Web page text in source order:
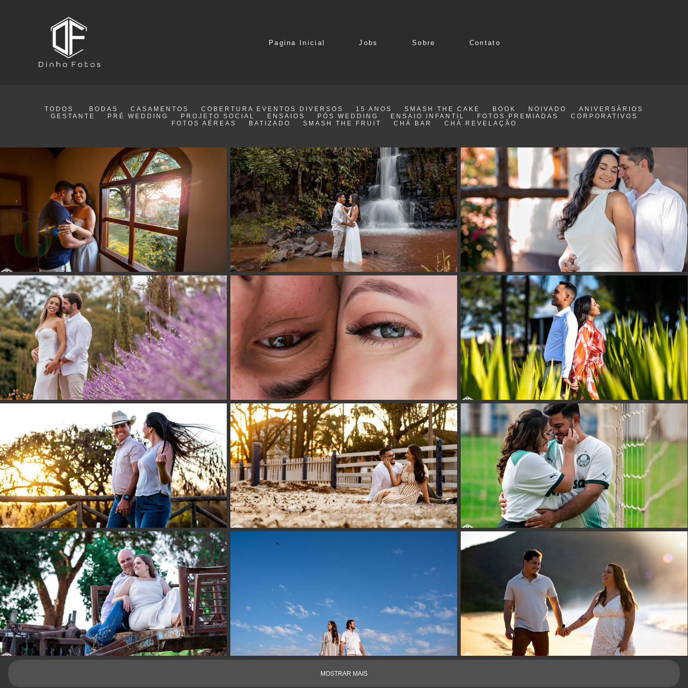
Pagina Inicial Jobs Sobre Contato
TODOS BODAS CASAMENTOS COBERTURA EVENTOS DIVERSOS 15 ANOS SMASH THE CAKE BOOK NOIVADO
ANIVERSÁRIOS
GESTANTE
PRÉ WEDDING PROJETO SOCIAL ENSAIOS PÓS WEDDING ENSAIO INFANTIL FOTOS PREMIADAS
CORPORATIVOS
FOTOS AÉREAS
BATIZADO SMASH THE FRUIT CHÁ BAR CHÁ REVELAÇÃO
MOSTRAR MAIS